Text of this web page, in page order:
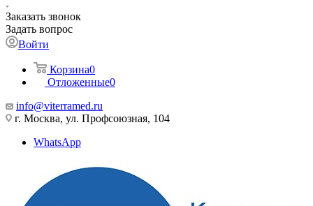
Заказать звонок
Задать вопрос
Войти
Корзина0
Отложенные0
info@viterramed.ru
г. Москва, ул. Профсоюзная, 104
WhatsApp